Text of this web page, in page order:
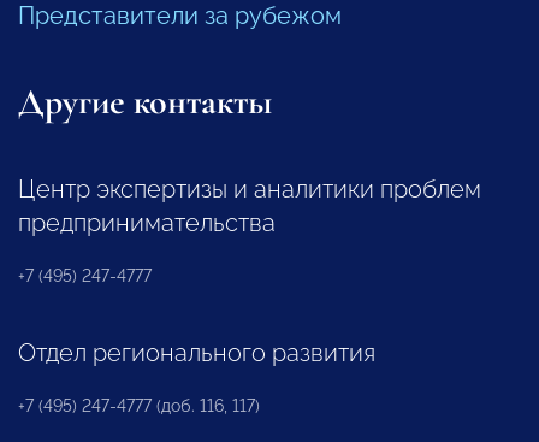
Представители за рубежом
Другие контакты
Центр экспертизы и аналитики проблем
предпринимательства
+7 (495) 247-4777
Отдел регионального развития
+7 (495) 247-4777 (доб. 116, 117)